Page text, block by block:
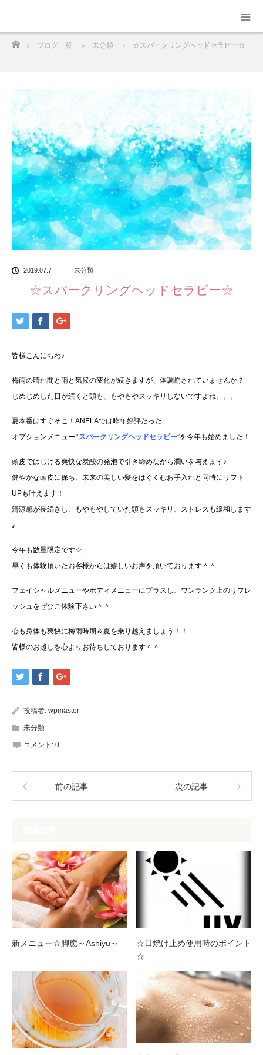
ブログ一覧 未分類 ☆スパークリングヘッドセラピー☆
2019.07.7 未分類
☆スパークリングヘッドセラピー☆
皆様こんにちわ♪
梅雨の晴れ間と雨と気候の変化が続きますが、体調崩されていませんか？
じめじめした日が続くと頭も、もやもやスッキリしないですよね。。。
夏本番はすぐそこ！ANELAでは昨年好評だった
オプションメニュー”スパークリングヘッドセラピー”を今年も始めました！
頭皮ではじける爽快な炭酸の発泡で引き締めながら潤いを与えます♪
健やかな頭皮に保ち、未来の美しい髪をはぐくむお手入れと同時にリフト
UPも叶えます！
清涼感が長続きし、もやもやしていた頭もスッキリ、ストレスも緩和します
♪
今年も数量限定です☆
早くも体験頂いたお客様からは嬉しいお声を頂いております＾＾
フェイシャルメニューやボディメニューにプラスし、ワンランク上のリフレ
ッシュをぜひご体験下さい＾＾
心も身体も爽快に梅雨時期＆夏を乗り越えましょう！！
皆様のお越しを心よりお待ちしております＾＾
投稿者: wpmaster
未分類
コメント: 0
前の記事 次の記事
新メニュー☆脚癒～Ashiyu～
☆日焼け止め使用時のポイント
☆